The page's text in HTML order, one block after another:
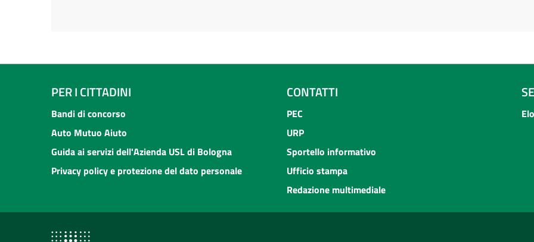
PER I CITTADINI
Bandi di concorso
Auto Mutuo Aiuto
Guida ai servizi dell'Azienda USL di Bologna
Privacy policy e protezione del dato personale
CONTATTI
PEC
URP
Sportello informativo
Ufficio stampa
Redazione multimediale